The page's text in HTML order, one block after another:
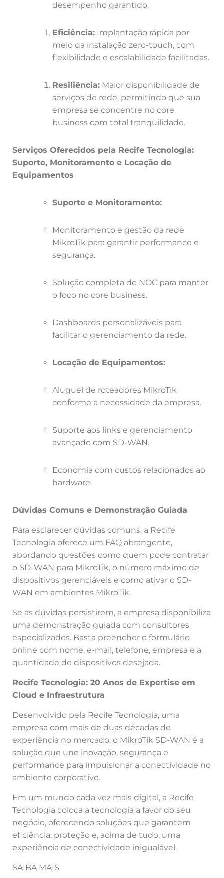
desempenho garantido.
Eficiência: Implantação rápida por
meio da instalação zero-touch, com
flexibilidade e escalabilidade facilitadas.
Resiliência: Maior disponibilidade de
serviços de rede, permitindo que sua
empresa se concentre no core
business com total tranquilidade.
Serviços Oferecidos pela Recife Tecnologia:
Suporte, Monitoramento e Locação de
Equipamentos
Suporte e Monitoramento:
Monitoramento e gestão da rede
MikroTik para garantir performance e
segurança.
Solução completa de NOC para manter
o foco no core business.
Dashboards personalizáveis para
facilitar o gerenciamento da rede.
Locação de Equipamentos:
Aluguel de roteadores MikroTik
conforme a necessidade da empresa.
Suporte aos links e gerenciamento
avançado com SD-WAN.
Economia com custos relacionados ao
hardware.
Dúvidas Comuns e Demonstração Guiada
Para esclarecer dúvidas comuns, a Recife
Tecnologia oferece um FAQ abrangente,
abordando questões como quem pode contratar
o SD-WAN para MikroTik, o número máximo de
dispositivos gerenciáveis e como ativar o SD-
WAN em ambientes MikroTik.
Se as dúvidas persistirem, a empresa disponibiliza
uma demonstração guiada com consultores
especializados. Basta preencher o formulário
online com nome, e-mail, telefone, empresa e a
quantidade de dispositivos desejada.
Recife Tecnologia: 20 Anos de Expertise em
Cloud e Infraestrutura
Desenvolvido pela Recife Tecnologia, uma
empresa com mais de duas décadas de
experiência no mercado, o MikroTik SD-WAN é a
solução que une inovação, segurança e
performance para impulsionar a conectividade no
ambiente corporativo.
Em um mundo cada vez mais digital, a Recife
Tecnologia coloca a tecnologia a favor do seu
negócio, oferecendo soluções que garantem
eficiência, proteção e, acima de tudo, uma
experiência de conectividade inigualável.
SAIBA MAIS